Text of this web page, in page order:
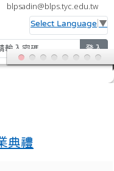
blpsadin@blps.tyc.edu.tw
Select Language ▼
登入
典禮